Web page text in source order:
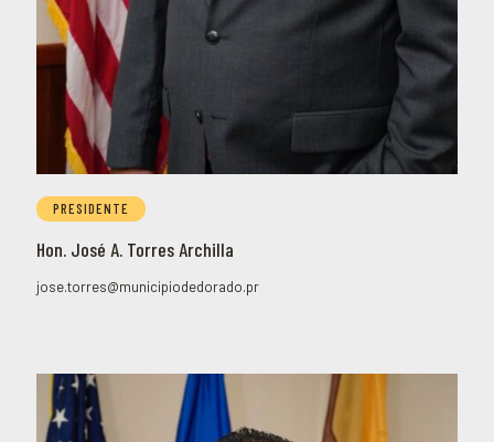
PRESIDENTE
Hon. José A. Torres Archilla
jose.torres@municipiodedorado.pr